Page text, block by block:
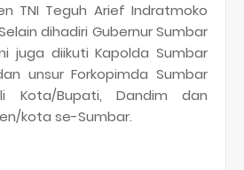
TNI Teguh Arief Indratmoko
dihadiri Gubernur Sumbar
juga diikuti Kapolda Sumbar
unsur Forkopimda Sumbar
Kota/Bupati, Dandim dan
kota se-Sumbar.